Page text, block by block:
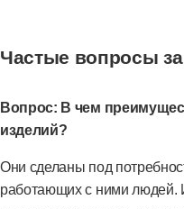
Частые вопросы
Вопрос: В чем
изделий?
Они сделаны под
работающих с ними людей.